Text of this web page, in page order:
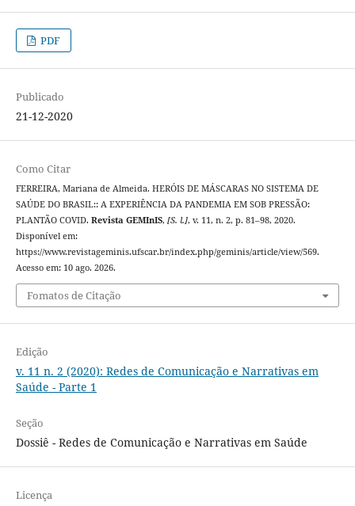
PDF
Publicado
21-12-2020
Como Citar
FERREIRA, Mariana de Almeida. HERÓIS DE MÁSCARAS NO SISTEMA DE
SAÚDE DO BRASIL:: A EXPERIÊNCIA DA PANDEMIA EM SOB PRESSÃO:
PLANTÃO COVID. Revista GEMInIS, [S. l.], v. 11, n. 2, p. 81–98, 2020.
Disponível em:
https://www.revistageminis.ufscar.br/index.php/geminis/article/view/569.
Acesso em: 10 ago. 2026.
Fomatos de Citação
Edição
v. 11 n. 2 (2020): Redes de Comunicação e Narrativas em
Saúde - Parte 1
Seção
Dossiê - Redes de Comunicação e Narrativas em Saúde
Licença